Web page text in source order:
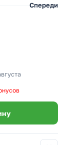
Спереди